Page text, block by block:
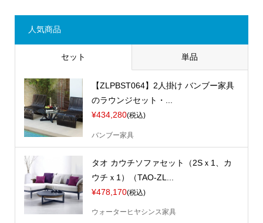
人気商品
セット 単品
【ZLPBST064】2人掛け バンブー家具
のラウンジセット・...
¥434,280(税込)
バンブー家具
タオ カウチソファセット（2Sｘ1、カ
ウチｘ1）（TAO-ZL...
¥478,170(税込)
ウォーターヒヤシンス家具